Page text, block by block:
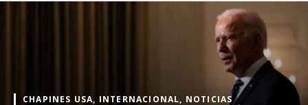
CHAPINES USA, INTERNACIONAL, NOTICIAS